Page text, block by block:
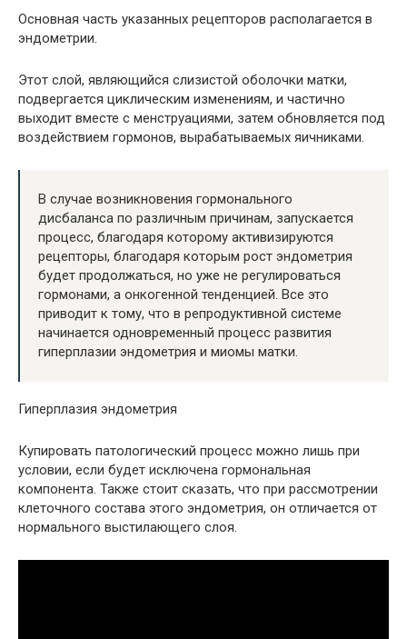
Основная часть указанных рецепторов располагается в
эндометрии.
Этот слой, являющийся слизистой оболочки матки,
подвергается циклическим изменениям, и частично
выходит вместе с менструациями, затем обновляется под
воздействием гормонов, вырабатываемых яичниками.
В случае возникновения гормонального
дисбаланса по различным причинам, запускается
процесс, благодаря которому активизируются
рецепторы, благодаря которым рост эндометрия
будет продолжаться, но уже не регулироваться
гормонами, а онкогенной тенденцией. Все это
приводит к тому, что в репродуктивной системе
начинается одновременный процесс развития
гиперплазии эндометрия и миомы матки.
Гиперплазия эндометрия
Купировать патологический процесс можно лишь при
условии, если будет исключена гормональная
компонента. Также стоит сказать, что при рассмотрении
клеточного состава этого эндометрия, он отличается от
нормального выстилающего слоя.